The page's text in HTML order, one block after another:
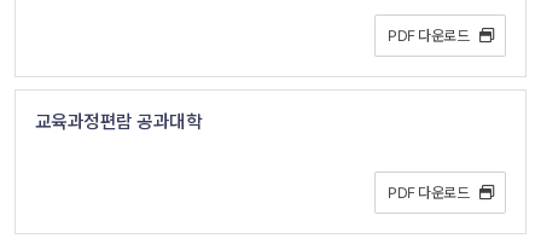
PDF 다운로드
교육과정편람 공과대학
PDF 다운로드